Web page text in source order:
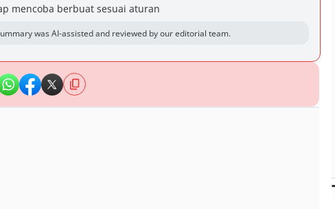
mencoba berbuat sesuai aturan
was AI-assisted and reviewed by our editorial team.